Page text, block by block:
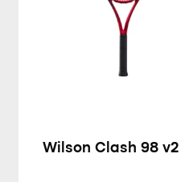
Wilson Clash 98 v2